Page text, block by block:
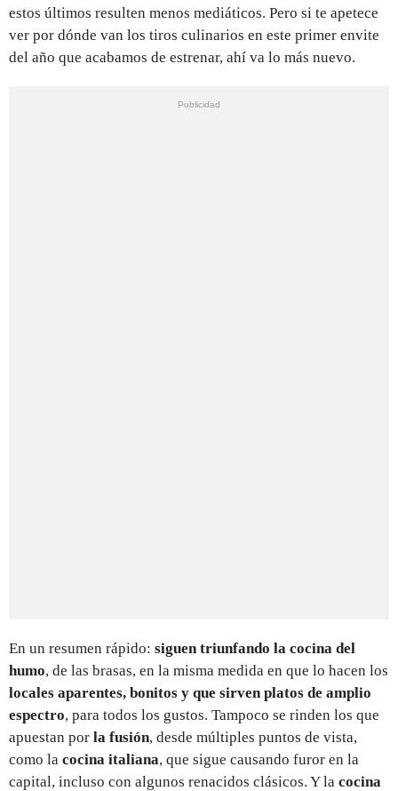
estos últimos resulten menos mediáticos. Pero si te apetece
ver por dónde van los tiros culinarios en este primer envite
del año que acabamos de estrenar, ahí va lo más nuevo.
En un resumen rápido: siguen triunfando la cocina del
humo, de las brasas, en la misma medida en que lo hacen los
locales aparentes, bonitos y que sirven platos de amplio
espectro, para todos los gustos. Tampoco se rinden los que
apuestan por la fusión, desde múltiples puntos de vista,
como la cocina italiana, que sigue causando furor en la
capital, incluso con algunos renacidos clásicos. Y la cocina